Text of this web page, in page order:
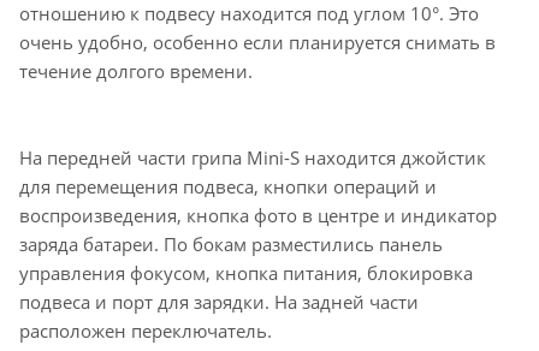
отношению к подвесу находится под углом 10°. Это
очень удобно, особенно если планируется снимать в
течение долгого времени.
На передней части грипа Mini-S находится джойстик
для перемещения подвеса, кнопки операций и
воспроизведения, кнопка фото в центре и индикатор
заряда батареи. По бокам разместились панель
управления фокусом, кнопка питания, блокировка
подвеса и порт для зарядки. На задней части
расположен переключатель.